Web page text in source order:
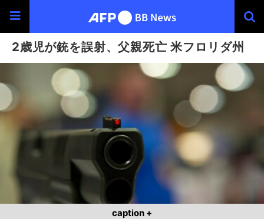
2歳児が銃を誤射、父親死亡 米フロリダ州
caption +